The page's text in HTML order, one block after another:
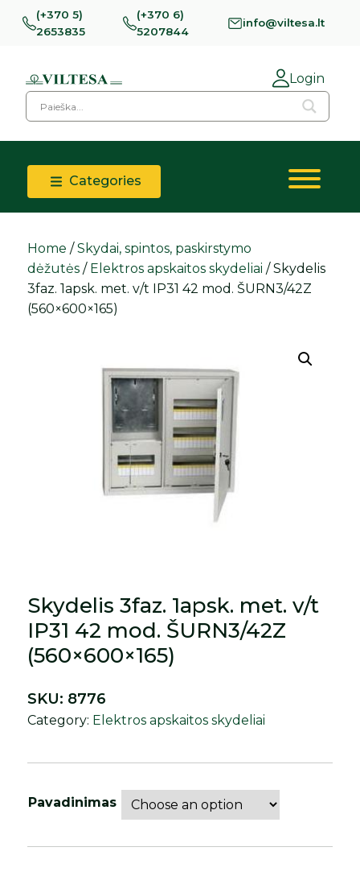
(+370 5)
2653835
(+370 6)
5207844
info@viltesa.lt
Login
Categories
Home /Skydai, spintos, paskirstymo
dėžutės / Elektros apskaitos skydeliai / Skydelis
3faz. 1apsk. met. v/t IP31 42 mod. ŠURN3/42Z
(560×600×165)
Skydelis 3faz. 1apsk. met. v/t
IP31 42 mod. ŠURN3/42Z
(560×600×165)
Pavadinimas
SKU: 8776
Category: Elektros apskaitos skydeliai